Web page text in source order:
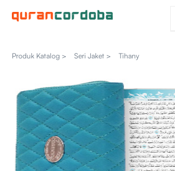
Produk Katalog > Seri Jaket > Tihany